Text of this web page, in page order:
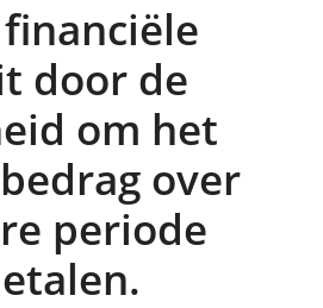
door de
om het
over
periode